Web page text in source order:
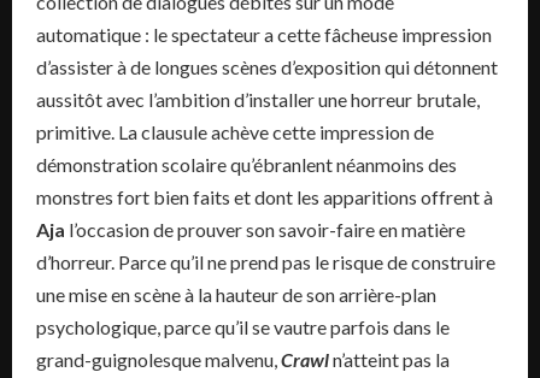
automatique : le spectateur a cette fâcheuse impression
d’assister à de longues scènes d’exposition qui détonnent
aussitôt avec l’ambition d’installer une horreur brutale,
primitive. La clausule achève cette impression de
démonstration scolaire qu’ébranlent néanmoins des
monstres fort bien faits et dont les apparitions offrent à
Aja l’occasion de prouver son savoir-faire en matière
d’horreur. Parce qu’il ne prend pas le risque de construire
une mise en scène à la hauteur de son arrière-plan
psychologique, parce qu’il se vautre parfois dans le
grand-guignolesque malvenu,Crawln’atteint pas la